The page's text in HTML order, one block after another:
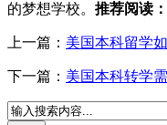
的梦想学校。 推荐阅读：
上一篇： 美国本科留学
下一篇： 美国本科转学